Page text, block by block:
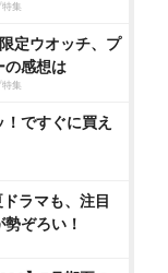
集
定ウオッチ、プ
の感想は
集
！ですぐに買え
ラマも、注目
ぞろい！